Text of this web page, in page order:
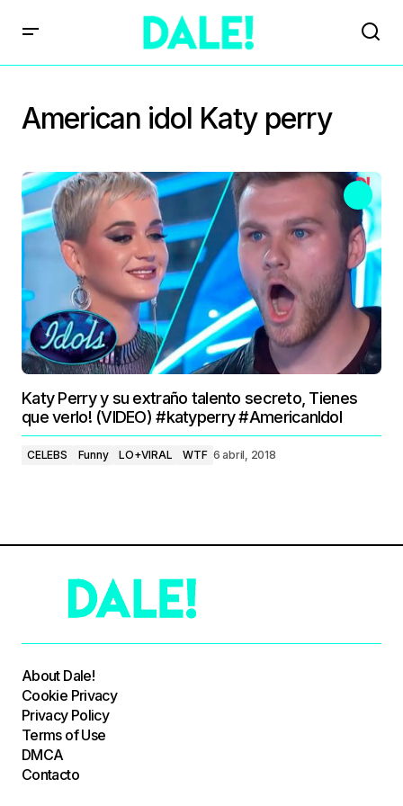
American idol Katy perry
Katy Perry y su extraño talento secreto, Tienes
que verlo! (VIDEO) #katyperry #AmericanIdol
CELEBS Funny LO+VIRAL WTF 6 abril, 2018
About Dale!
Cookie Privacy
Privacy Policy
Terms of Use
DMCA
Contacto